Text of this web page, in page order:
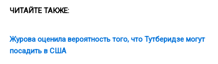
ЧИТАЙТЕ ТАКЖЕ:
Журова оценила вероятность того, что Тутберидзе могут
посадить в США